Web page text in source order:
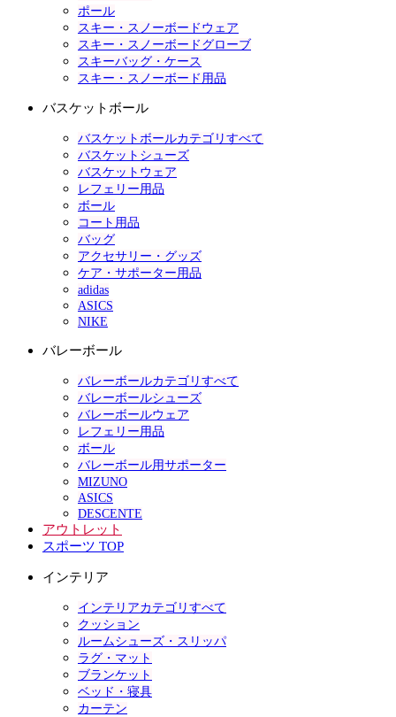
ポール
スキー・スノーボードウェア
スキー・スノーボードグローブ
スキーバッグ・ケース
スキー・スノーボード用品
バスケットボール
バスケットボールカテゴリすべて
バスケットシューズ
バスケットウェア
レフェリー用品
ボール
コート用品
バッグ
アクセサリー・グッズ
ケア・サポーター用品
adidas
ASICS
NIKE
バレーボール
バレーボールカテゴリすべて
バレーボールシューズ
バレーボールウェア
レフェリー用品
ボール
バレーボール用サポーター
MIZUNO
ASICS
DESCENTE
アウトレット
スポーツ TOP
インテリア
インテリアカテゴリすべて
クッション
ルームシューズ・スリッパ
ラグ・マット
ブランケット
ベッド・寝具
カーテン